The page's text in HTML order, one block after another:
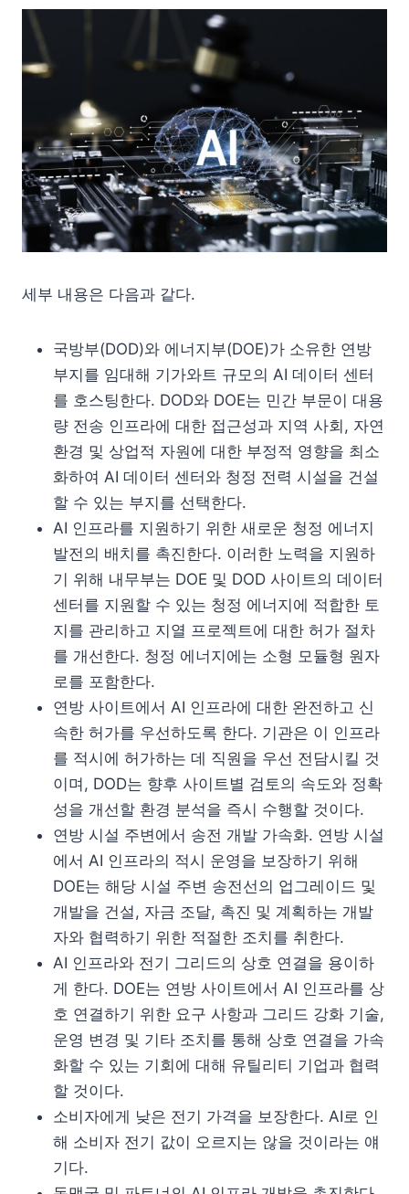
세부 내용은 다음과 같다.
국방부(DOD)와 에너지부(DOE)가 소유한 연방
부지를 임대해 기가와트 규모의 AI 데이터 센터
를 호스팅한다. DOD와 DOE는 민간 부문이 대용
량 전송 인프라에 대한 접근성과 지역 사회, 자연
환경 및 상업적 자원에 대한 부정적 영향을 최소
화하여 AI 데이터 센터와 청정 전력 시설을 건설
할 수 있는 부지를 선택한다.
AI 인프라를 지원하기 위한 새로운 청정 에너지
발전의 배치를 촉진한다. 이러한 노력을 지원하
기 위해 내무부는 DOE 및 DOD 사이트의 데이터
센터를 지원할 수 있는 청정 에너지에 적합한 토
지를 관리하고 지열 프로젝트에 대한 허가 절차
를 개선한다. 청정 에너지에는 소형 모듈형 원자
로를 포함한다.
연방 사이트에서 AI 인프라에 대한 완전하고 신
속한 허가를 우선하도록 한다. 기관은 이 인프라
를 적시에 허가하는 데 직원을 우선 전담시킬 것
이며, DOD는 향후 사이트별 검토의 속도와 정확
성을 개선할 환경 분석을 즉시 수행할 것이다.
연방 시설 주변에서 송전 개발 가속화. 연방 시설
에서 AI 인프라의 적시 운영을 보장하기 위해
DOE는 해당 시설 주변 송전선의 업그레이드 및
개발을 건설, 자금 조달, 촉진 및 계획하는 개발
자와 협력하기 위한 적절한 조치를 취한다.
AI 인프라와 전기 그리드의 상호 연결을 용이하
게 한다. DOE는 연방 사이트에서 AI 인프라를 상
호 연결하기 위한 요구 사항과 그리드 강화 기술,
운영 변경 및 기타 조치를 통해 상호 연결을 가속
화할 수 있는 기회에 대해 유틸리티 기업과 협력
할 것이다.
소비자에게 낮은 전기 가격을 보장한다. AI로 인
해 소비자 전기 값이 오르지는 않을 것이라는 얘
기다.